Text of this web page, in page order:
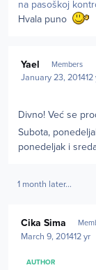
na pasoškoj
Hvala puno
Yael Members
January 23, 201412
Divno! Već se
Subota,
ponedeljak i
1 month later...
Cika Sima
March 9, 201412 yr
AUTHOR